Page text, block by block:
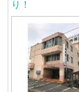
り！